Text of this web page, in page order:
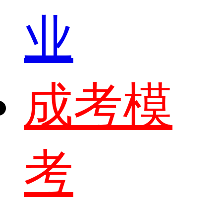
业
成考模
考